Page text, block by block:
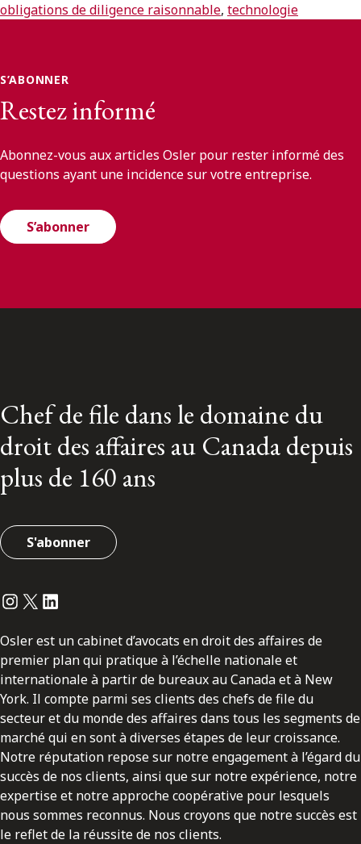
obligations de diligence raisonnable, technologie
S’ABONNER
Restez informé
Abonnez-vous aux articles Osler pour rester informé des
questions ayant une incidence sur votre entreprise.
S’abonner
Chef de file dans le domaine du
droit des affaires au Canada depuis
plus de 160 ans
S'abonner
Instagram
Twitter
LinkedIn
Osler est un cabinet d’avocats en droit des affaires de
premier plan qui pratique à l’échelle nationale et
internationale à partir de bureaux au Canada et à New
York. Il compte parmi ses clients des chefs de file du
secteur et du monde des affaires dans tous les segments de
marché qui en sont à diverses étapes de leur croissance.
Notre réputation repose sur notre engagement à l’égard du
succès de nos clients, ainsi que sur notre expérience, notre
expertise et notre approche coopérative pour lesquels
nous sommes reconnus. Nous croyons que notre succès est
le reflet de la réussite de nos clients.